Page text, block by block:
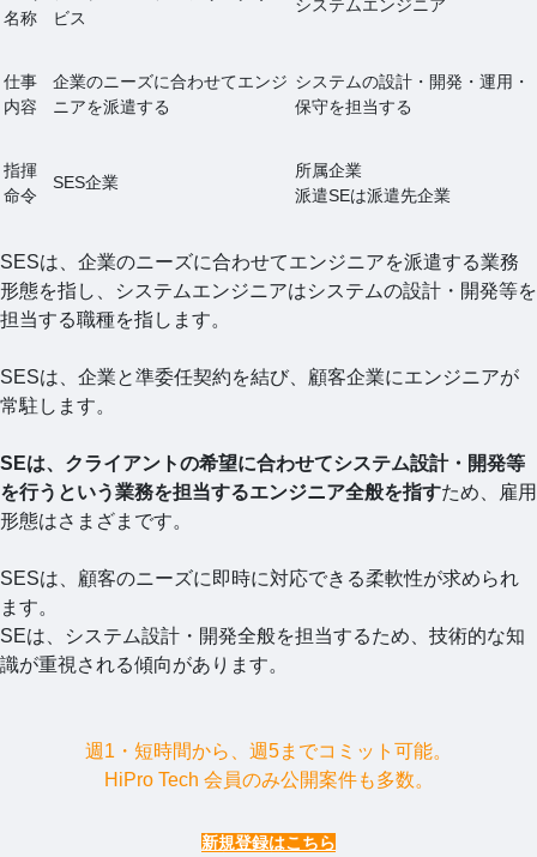
名称
ビス
システムエンジニア
仕事
内容
企業のニーズに合わせてエンジ
ニアを派遣する
システムの設計・開発・運用・
保守を担当する
指揮
命令
SES企業
所属企業
派遣SEは派遣先企業
SESは、企業のニーズに合わせてエンジニアを派遣する業務
形態を指し、システムエンジニアはシステムの設計・開発等を
担当する職種を指します。
SESは、企業と準委任契約を結び、顧客企業にエンジニアが
常駐します。
SEは、クライアントの希望に合わせてシステム設計・開発等
を行うという業務を担当するエンジニア全般を指すため、雇用
形態はさまざまです。
SESは、顧客のニーズに即時に対応できる柔軟性が求められ
ます。
SEは、システム設計・開発全般を担当するため、技術的な知
識が重視される傾向があります。
週1・短時間から、週5までコミット可能。
HiPro Tech 会員のみ公開案件も多数。
新規登録はこちら